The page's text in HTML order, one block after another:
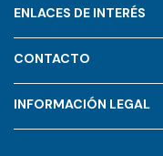
ENLACES DE INTERÉS
CONTACTO
INFORMACIÓN LEGAL